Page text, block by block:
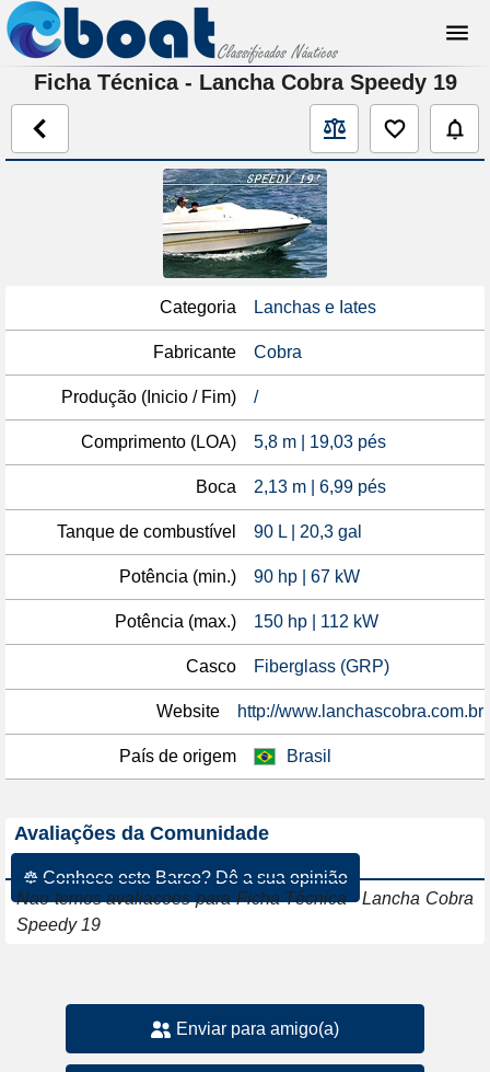
Ficha Técnica - Lancha Cobra Speedy 19
Categoria Lanchas e Iates
Fabricante Cobra
Produção (Inicio / Fim) /
Comprimento (LOA) 5,8 m | 19,03 pés
Boca 2,13 m | 6,99 pés
Tanque de combustível 90 L | 20,3 gal
Potência (min.) 90 hp | 67 kW
Potência (max.) 150 hp | 112 kW
Casco Fiberglass (GRP)
Website http://www.lanchascobra.com.br
País de origem Brasil
Avaliações da Comunidade
☸ Conhece este Barco? Dê a sua opinião
Nao temos avaliacoes para Ficha Técnica - Lancha Cobra
Speedy 19
Enviar para amigo(a)